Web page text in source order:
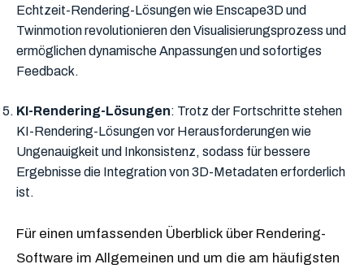
Echtzeit-Rendering-Lösungen wie Enscape3D und
Twinmotion revolutionieren den Visualisierungsprozess und
ermöglichen dynamische Anpassungen und sofortiges
Feedback.
KI-Rendering-Lösungen: Trotz der Fortschritte stehen
KI-Rendering-Lösungen vor Herausforderungen wie
Ungenauigkeit und Inkonsistenz, sodass für bessere
Ergebnisse die Integration von 3D-Metadaten erforderlich
ist.
Für einen umfassenden Überblick über Rendering-
Software im Allgemeinen und um die am häufigsten